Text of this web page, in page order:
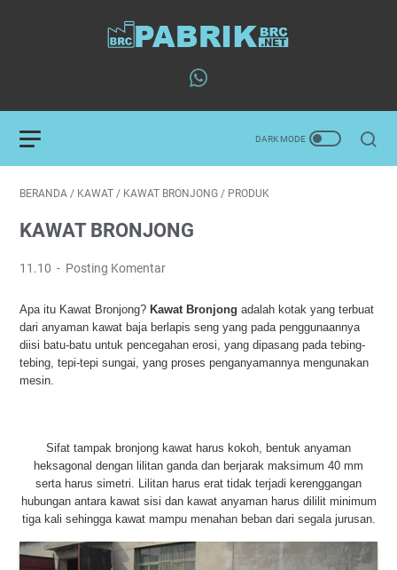
BERANDA / KAWAT / KAWAT BRONJONG / PRODUK
KAWAT BRONJONG
11.10 Posting Komentar
Apa itu Kawat Bronjong? Kawat Bronjong adalah kotak yang terbuat
dari anyaman kawat baja berlapis seng yang pada penggunaannya
diisi batu-batu untuk pencegahan erosi, yang dipasang pada tebing-
tebing, tepi-tepi sungai, yang proses penganyamannya mengunakan
mesin.
Sifat tampak bronjong kawat harus kokoh, bentuk anyaman
heksagonal dengan lilitan ganda dan berjarak maksimum 40 mm
serta harus simetri. Lilitan harus erat tidak terjadi kerenggangan
hubungan antara kawat sisi dan kawat anyaman harus dililit minimum
tiga kali sehingga kawat mampu menahan beban dari segala jurusan.